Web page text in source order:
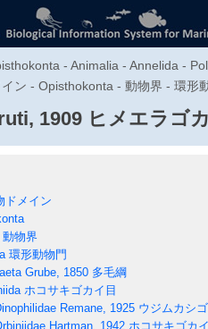
- Animalia - Annelida -
ン - Opisthokonta - 動物界 - 環形
1909 ヒメエラゴ
ドメイン
動物界
環形動物門
Grube, 1850 多毛綱
ホコサキゴカイ目
Remane, 1925 ウジムカシ
Hartman, 1942 ホコサキゴカ